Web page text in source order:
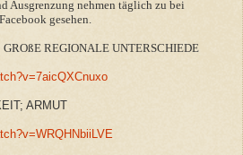
Ausgrenzung nehmen täglich zu bei
gesehen.
REGIONALE UNTERSCHIEDE
ARMUT